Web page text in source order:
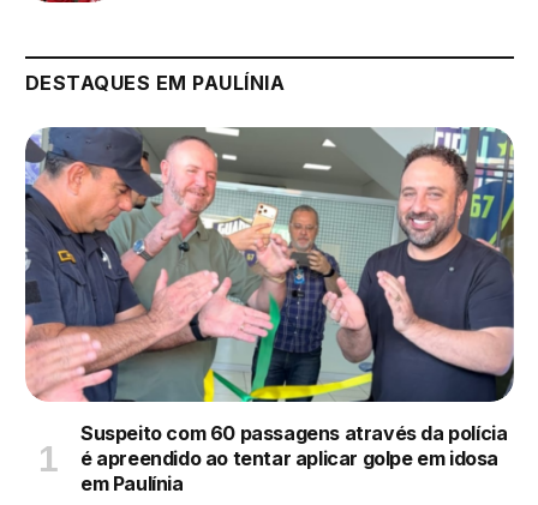
DESTAQUES EM PAULÍNIA
Suspeito com 60 passagens através da polícia
é apreendido ao tentar aplicar golpe em idosa
em Paulínia